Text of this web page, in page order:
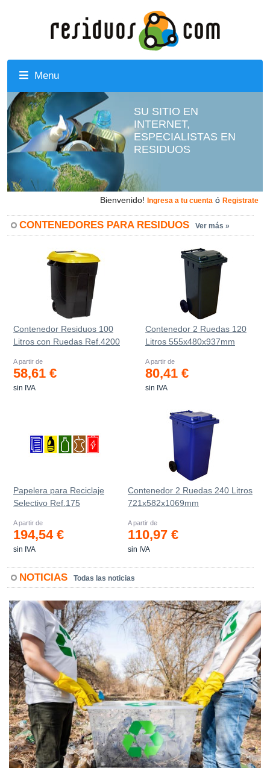
Menu
SU SITIO EN
INTERNET,
ESPECIALISTAS EN
RESIDUOS
Bienvenido! Ingresa a tu cuenta ó Registrate
CONTENEDORES PARA RESIDUOS Ver más »
Contenedor Residuos 100
Litros con Ruedas Ref.4200
A partir de
58,61 €
sin IVA
Contenedor 2 Ruedas 120
Litros 555х480х937mm
A partir de
80,41 €
sin IVA
Papelera para Reciclaje
Selectivo Ref.175
A partir de
194,54 €
sin IVA
Contenedor 2 Ruedas 240 Litros
721х582х1069mm
A partir de
110,97 €
sin IVA
NOTICIAS Todas las noticias